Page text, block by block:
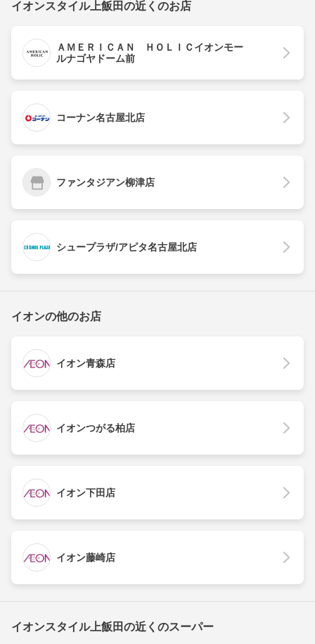
イオンスタイル上飯田の近くのお店
ＡＭＥＲＩＣＡＮ ＨＯＬＩＣイオンモー
ルナゴヤドーム前
コーナン名古屋北店
ファンタジアン柳津店
シュープラザ/アピタ名古屋北店
イオンの他のお店
イオン青森店
イオンつがる柏店
イオン下田店
イオン藤崎店
イオンスタイル上飯田の近くのスーパー